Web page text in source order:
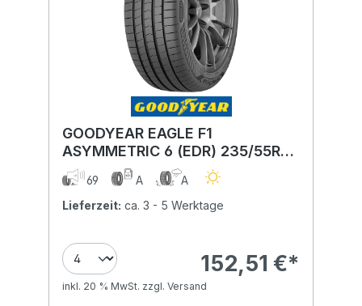
GOODYEAR EAGLE F1
ASYMMETRIC 6 (EDR) 235/55R19
105/137V (EDR) XL BSW
69 A
A
Lieferzeit: ca. 3 - 5 Werktage
152,51 €*
inkl. 20 % MwSt. zzgl. Versand